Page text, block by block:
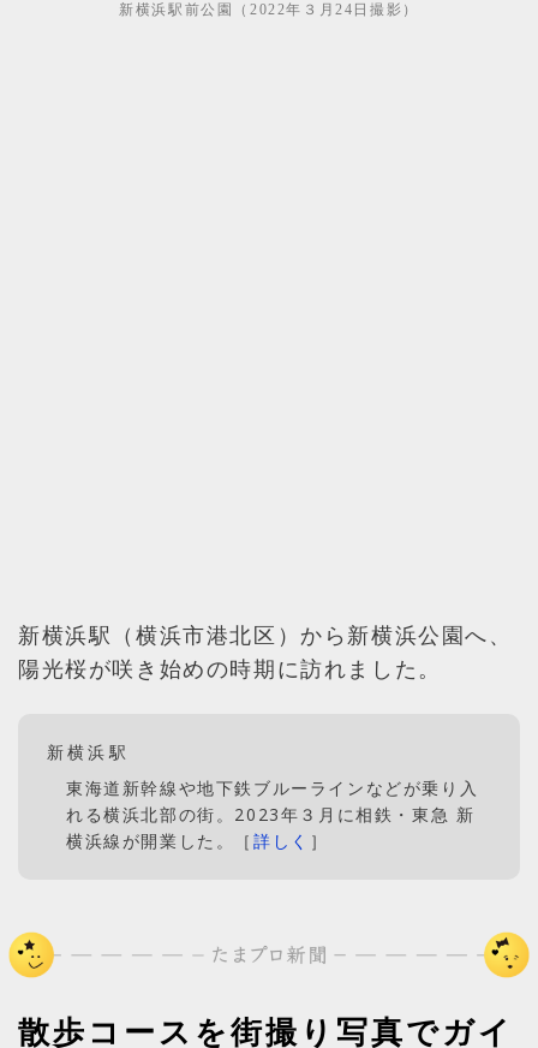
新横浜駅前公園（2022年３月24日撮影）
新横浜駅（横浜市港北区）から新横浜公園へ、
陽光桜が咲き始めの時期に訪れました。
新横浜駅
東海道新幹線や地下鉄ブルーラインなどが乗り入
れる横浜北部の街。2023年３月に相鉄・東急 新
横浜線が開業した。［ 詳しく ］
散歩コースを街撮り写真でガイ